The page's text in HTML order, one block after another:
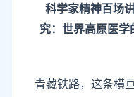
科学家精神百场
究：世界高原医
青藏铁路，这条横